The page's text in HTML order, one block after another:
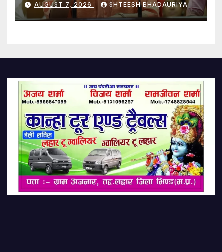
Movement Effect: Up
Government To Gauge Youth
Be Formed
AUGUST 7, 2026 SHTEESH BHADAURIYA